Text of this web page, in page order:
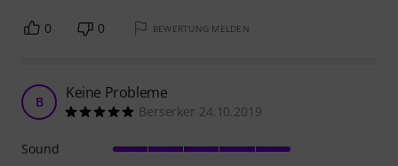
0 0 BEWERTUNG MELDEN
B Keine Probleme
Berserker 24.10.2019
Sound